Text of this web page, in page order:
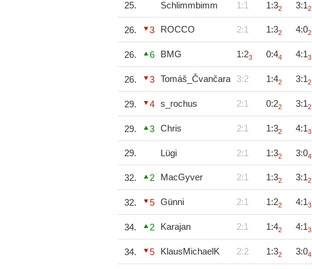
25. Schlimmbimm 1:1 1:32 3:12
26. 3 ROCCO 2:1 1:32 4:02
26. 6 BMG 1:23 0:44 4:13
26. 3 Tomáš_Čvančara 3:2 1:42 3:12
29. 4 s_rochus 2:1 0:22 3:12
29. 3 Chris 2:1 1:32 4:13
29. Lügi 2:1 1:32 3:04
32. 2 MacGyver 2:1 1:32 3:12
32. 5 Günni 2:1 1:22 4:13
34. 2 Karajan 2:1 1:42 4:13
34. 5 KlausMichaelK 2:2 1:32 3:04